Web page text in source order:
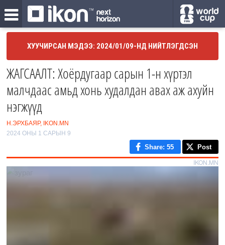
ХУУЧИРСАН МЭДЭЭ: 2024/01/09-НД НИЙТЛЭГДСЭН
ЖАГСААЛТ: Хоёрдугаар сарын 1-н хүртэл
малчдаас амьд хонь худалдан авах аж ахуйн
нэгжүүд
Н.ЭРХБАЯР, IKON.MN
2024 ОНЫ 1 САРЫН 9
Share: 55 Post
IKON.MN